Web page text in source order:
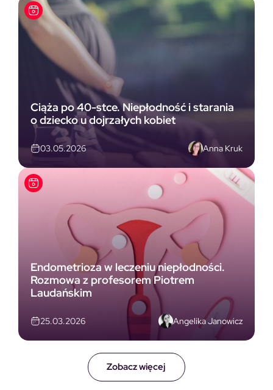
Zobacz więcej
Ciąża po 40-stce. Niepłodność i starania
o dziecko u dojrzałych kobiet
03.05.2026 Anna Kruk
Endometrioza w leczeniu niepłodności.
Rozmowa z profesorem Piotrem
Laudańskim
25.03.2026 Angelika Janowicz